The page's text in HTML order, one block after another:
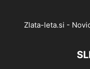
Zlata-leta.si -